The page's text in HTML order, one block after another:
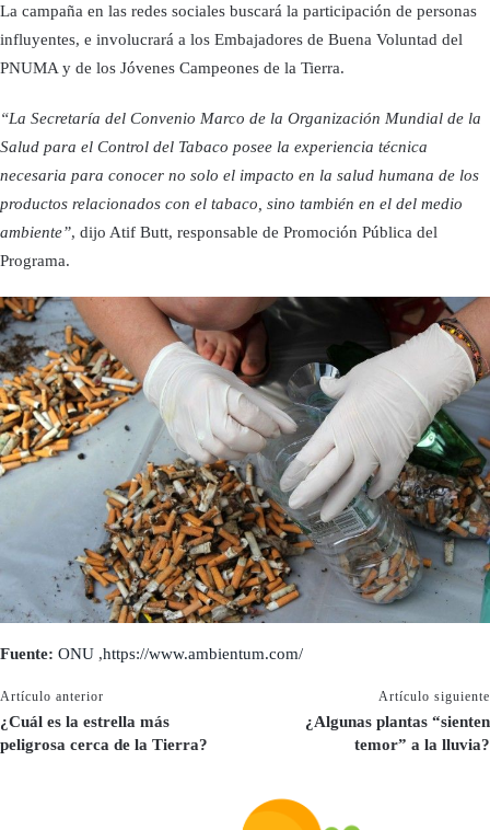
La campaña en las redes sociales buscará la participación de personas
influyentes, e involucrará a los Embajadores de Buena Voluntad del
PNUMA y de los Jóvenes Campeones de la Tierra.
“La Secretaría del Convenio Marco de la Organización Mundial de la
Salud para el Control del Tabaco posee la experiencia técnica
necesaria para conocer no solo el impacto en la salud humana de los
productos relacionados con el tabaco, sino también en el del medio
ambiente”, dijo Atif Butt, responsable de Promoción Pública del
Programa.
Fuente: ONU ,https://www.ambientum.com/
Artículo anterior
¿Cuál es la estrella más
peligrosa cerca de la Tierra?
Artículo siguiente
¿Algunas plantas “sienten
temor” a la lluvia?